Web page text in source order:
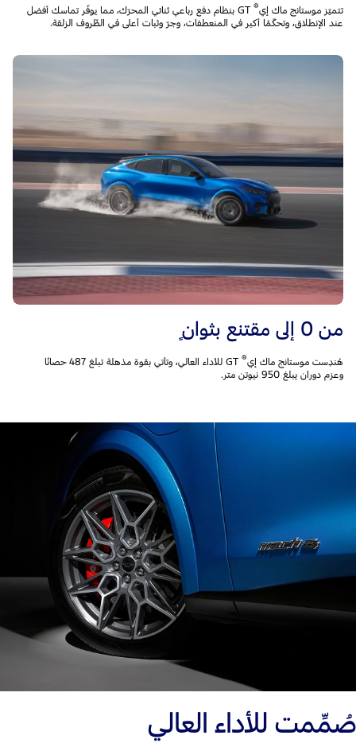
تتميّز موستانج ماك إي®
GT بنظام دفع رباعي ثنائي المحرّك، مما يوفّر تماسك أفضل
عند الإنطلاق، وتحكّمًا أكبر في المنعطفات، وجرّ وثبات أعلى في الظّروف الزلقة.
من 0 إلى مقتنع بثوانٍ
هُندِست موستانج ماك إي®
GT للأداء العالي، وتأتي بقوة مذهلة تبلغ 487 حصانًا
وعزم دوران يبلغ 950 نيوتن متر.
صُمِّمت للأداء العالي